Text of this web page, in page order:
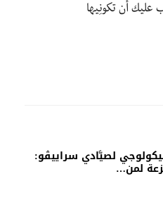
عليك أن تكونِيها
لصيَّادي سراييڤو:
لمن…